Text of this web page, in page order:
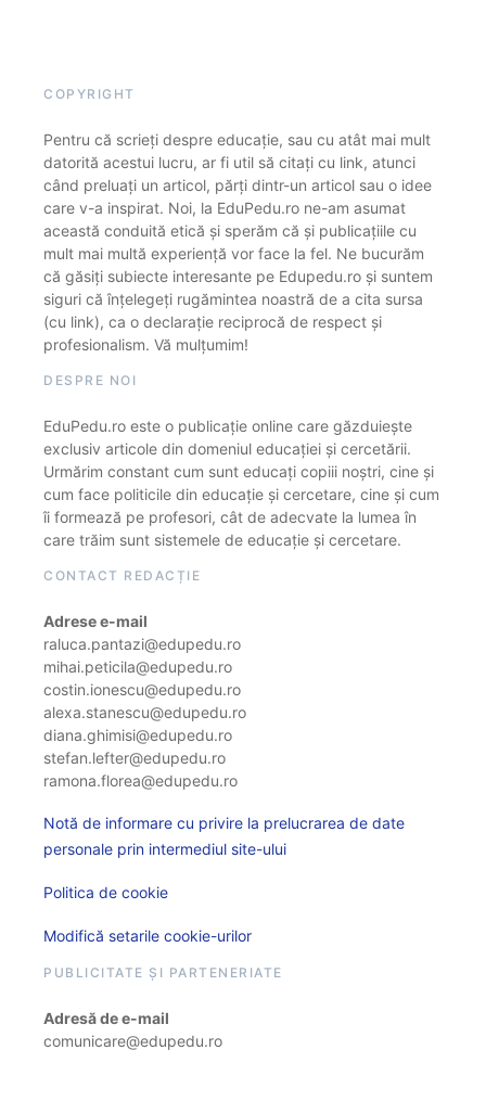
COPYRIGHT
Pentru că scrieți despre educație, sau cu atât mai mult
datorită acestui lucru, ar fi util să citați cu link, atunci
când preluați un articol, părți dintr-un articol sau o idee
care v-a inspirat. Noi, la EduPedu.ro ne-am asumat
această conduită etică și sperăm că și publicațiile cu
mult mai multă experiență vor face la fel. Ne bucurăm
că găsiți subiecte interesante pe Edupedu.ro și suntem
siguri că înțelegeți rugămintea noastră de a cita sursa
(cu link), ca o declarație reciprocă de respect și
profesionalism. Vă mulțumim!
DESPRE NOI
EduPedu.ro este o publicație online care găzduiește
exclusiv articole din domeniul educației și cercetării.
Urmărim constant cum sunt educați copiii noștri, cine și
cum face politicile din educație și cercetare, cine și cum
îi formează pe profesori, cât de adecvate la lumea în
care trăim sunt sistemele de educație și cercetare.
CONTACT REDACȚIE
Adrese e-mail
raluca.pantazi@edupedu.ro
mihai.peticila@edupedu.ro
costin.ionescu@edupedu.ro
alexa.stanescu@edupedu.ro
diana.ghimisi@edupedu.ro
stefan.lefter@edupedu.ro
ramona.florea@edupedu.ro
Notă de informare cu privire la prelucrarea de date
personale prin intermediul site-ului
Politica de cookie
Modifică setarile cookie-urilor
PUBLICITATE ȘI PARTENERIATE
Adresă de e-mail
comunicare@edupedu.ro